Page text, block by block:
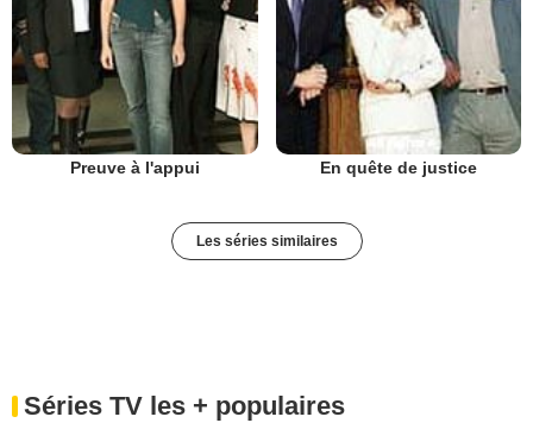
Preuve à l'appui En quête de justice
Les séries similaires
Séries TV les + populaires